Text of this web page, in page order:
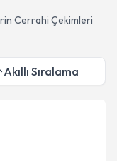
Cerrahi Çekimleri
Akıllı Sıralama